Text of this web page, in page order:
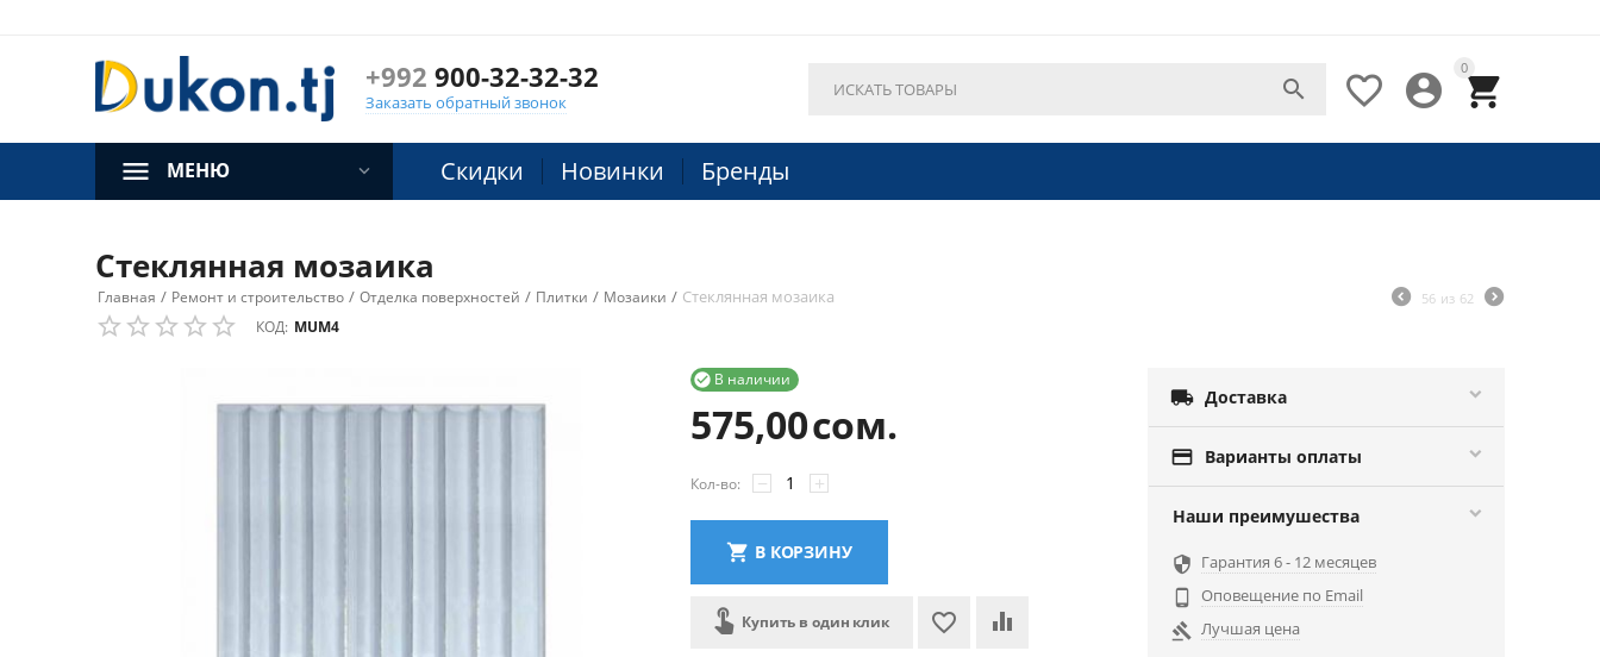
+992 900-32-32-32
Заказать обратный звонок
0




МЕНЮ Скидки Новинки Бренды
Стеклянная мозаика
Главная / Ремонт и строительство / Отделка поверхностей / Плитки / Мозаики / Стеклянная мозаика 56 из 62
КОД: MUM4
В наличии

575,00сом.
Кол-во: +
−
В КОРЗИНУ
Купить в один клик
 Доставка
 Варианты оплаты
Наши преимушества
 Гарантия 6 - 12 месяцев

Оповещение по Email
 Лучшая цена